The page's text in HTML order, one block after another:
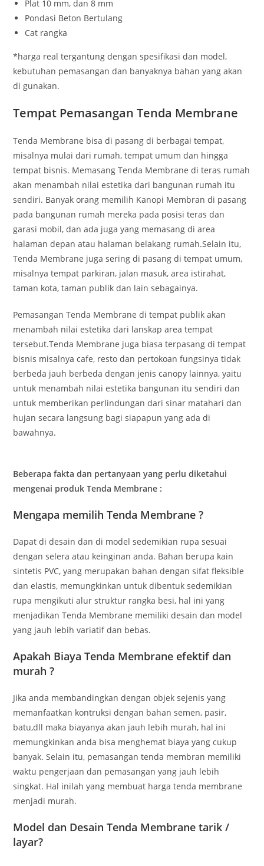
Plat 10 mm, dan 8 mm
Pondasi Beton Bertulang
Cat rangka
*harga real tergantung dengan spesifikasi dan model,
kebutuhan pemasangan dan banyaknya bahan yang akan
di gunakan.
Tempat Pemasangan Tenda Membrane
Tenda Membrane bisa di pasang di berbagai tempat,
misalnya mulai dari rumah, tempat umum dan hingga
tempat bisnis. Memasang Tenda Membrane di teras rumah
akan menambah nilai estetika dari bangunan rumah itu
sendiri. Banyak orang memilih Kanopi Membran di pasang
pada bangunan rumah mereka pada posisi teras dan
garasi mobil, dan ada juga yang memasang di area
halaman depan atau halaman belakang rumah.Selain itu,
Tenda Membrane juga sering di pasang di tempat umum,
misalnya tempat parkiran, jalan masuk, area istirahat,
taman kota, taman publik dan lain sebagainya.
Pemasangan Tenda Membrane di tempat publik akan
menambah nilai estetika dari lanskap area tempat
tersebut.Tenda Membrane juga biasa terpasang di tempat
bisnis misalnya cafe, resto dan pertokoan fungsinya tidak
berbeda jauh berbeda dengan jenis canopy lainnya, yaitu
untuk menambah nilai estetika bangunan itu sendiri dan
untuk memberikan perlindungan dari sinar matahari dan
hujan secara langsung bagi siapapun yang ada di
bawahnya.
Beberapa fakta dan pertanyaan yang perlu diketahui
mengenai produk Tenda Membrane :
Mengapa memilih Tenda Membrane ?
Dapat di desain dan di model sedemikian rupa sesuai
dengan selera atau keinginan anda. Bahan berupa kain
sintetis PVC, yang merupakan bahan dengan sifat fleksible
dan elastis, memungkinkan untuk dibentuk sedemikian
rupa mengikuti alur struktur rangka besi, hal ini yang
menjadikan Tenda Membrane memiliki desain dan model
yang jauh lebih variatif dan bebas.
Apakah Biaya Tenda Membrane efektif dan
murah ?
Jika anda membandingkan dengan objek sejenis yang
memanfaatkan kontruksi dengan bahan semen, pasir,
batu,dll maka biayanya akan jauh lebih murah, hal ini
memungkinkan anda bisa menghemat biaya yang cukup
banyak. Selain itu, pemasangan tenda membran memiliki
waktu pengerjaan dan pemasangan yang jauh lebih
singkat. Hal inilah yang membuat harga tenda membrane
menjadi murah.
Model dan Desain Tenda Membrane tarik /
layar?